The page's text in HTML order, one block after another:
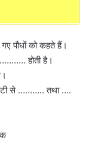
पौधों को कहते हैं।
होती है।
से ……….. तथा ….